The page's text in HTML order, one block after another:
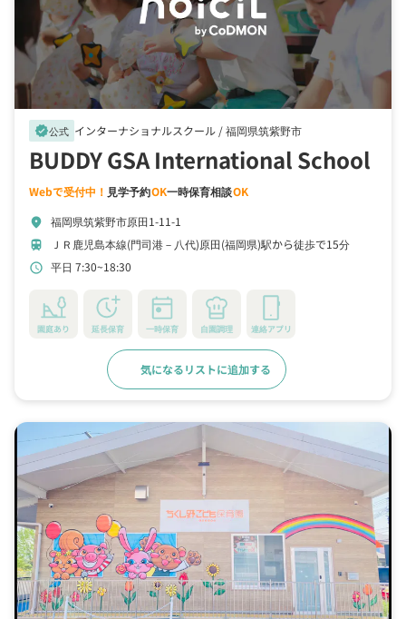
verified公式 インターナショナルスクール /福岡県筑紫野市
BUDDY GSA International School
Webで受付中！ 見学予約OK一時保育相談OK
location_on 福岡県筑紫野市原田1-11-1
train ＪＲ鹿児島本線(門司港－八代)原田(福岡県)駅から徒歩で15分
schedule 平日 7:30~18:30
園庭あり 延長保育 一時保育 自園調理 連絡アプリ
気になるリストに追加する